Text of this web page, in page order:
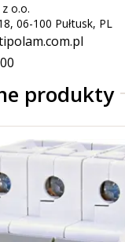
o.o.
06-100 Pułtusk, PL
produkty